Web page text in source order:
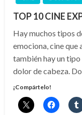
TOP 10 CINE
Hay muchos tipos
emociona, cine que
también hay un
dolor de cabeza.
¡Compártelo!